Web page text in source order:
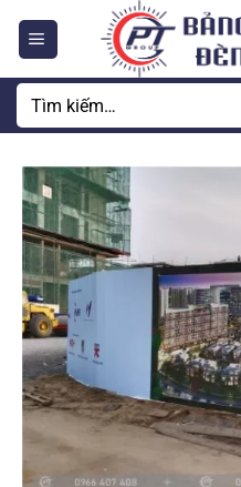
dung
Tìm
kiếm: